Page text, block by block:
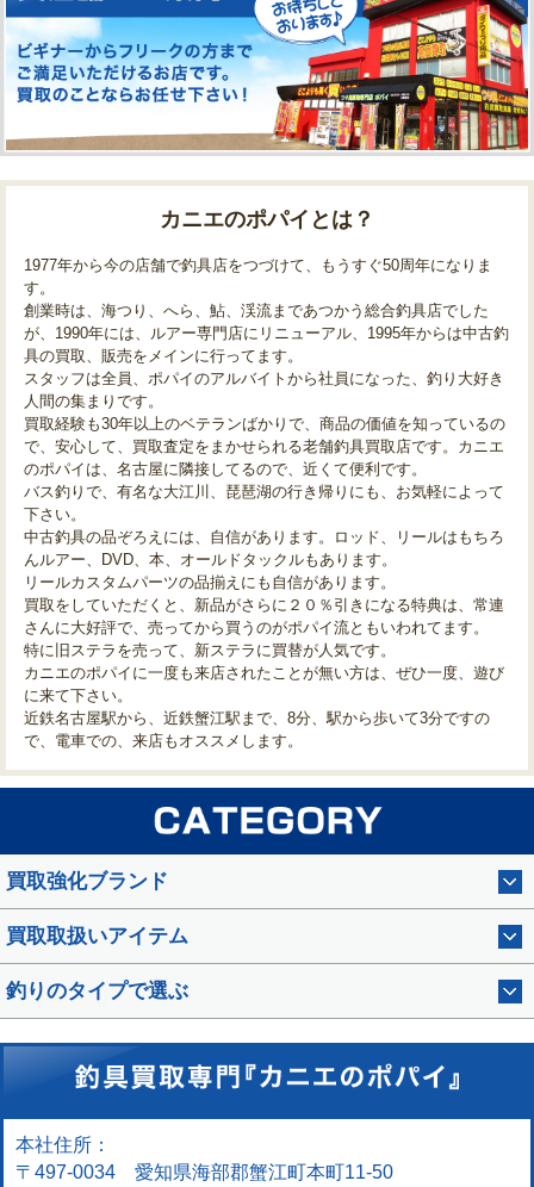
カニエのポパイとは？
1977年から今の店舗で釣具店をつづけて、もうすぐ50周年になりま
す。
創業時は、海つり、へら、鮎、渓流まであつかう総合釣具店でした
が、1990年には、ルアー専門店にリニューアル、1995年からは中古釣
具の買取、販売をメインに行ってます。
スタッフは全員、ポパイのアルバイトから社員になった、釣り大好き
人間の集まりです。
買取経験も30年以上のベテランばかりで、商品の価値を知っているの
で、安心して、買取査定をまかせられる老舗釣具買取店です。カニエ
のポパイは、名古屋に隣接してるので、近くて便利です。
バス釣りで、有名な大江川、琵琶湖の行き帰りにも、お気軽によって
下さい。
中古釣具の品ぞろえには、自信があります。ロッド、リールはもちろ
んルアー、DVD、本、オールドタックルもあります。
リールカスタムパーツの品揃えにも自信があります。
買取をしていただくと、新品がさらに２０％引きになる特典は、常連
さんに大好評で、売ってから買うのがポパイ流ともいわれてます。
特に旧ステラを売って、新ステラに買替が人気です。
カニエのポパイに一度も来店されたことが無い方は、ぜひ一度、遊び
に来て下さい。
近鉄名古屋駅から、近鉄蟹江駅まで、8分、駅から歩いて3分ですの
で、電車での、来店もオススメします。
買取強化ブランド
買取取扱いアイテム
釣りのタイプで選ぶ
本社住所：
〒497-0034 愛知県海部郡蟹江町本町11-50